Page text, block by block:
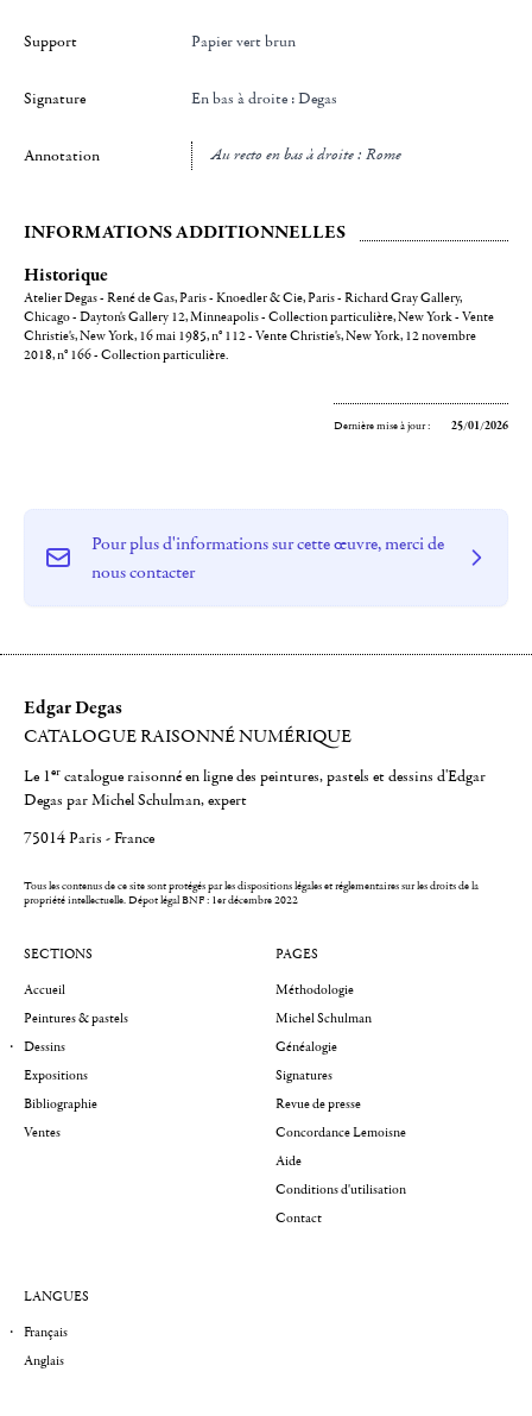
Support Papier vert brun
Signature en bas à droite : Degas
Annotation au recto en bas à droite : Rome
INFORMATIONS ADDITIONNELLES
Historique
Atelier Degas - René de Gas, Paris - Knoedler & Cie, Paris - Richard Gray Gallery,
Chicago - Dayton's Gallery 12, Minneapolis - Collection particulière, New York - Vente
Christie's, New York, 16 mai 1985, n° 112 - Vente Christie's, New York, 12 novembre
2018, n° 166 - Collection particulière.
Dernière mise à jour : 25/01/2026
Pour plus d'informations sur cette œuvre, merci de
nous contacter
Edgar Degas
CATALOGUE RAISONNÉ NUMÉRIQUE
Le 1er catalogue raisonné en ligne des peintures, pastels et dessins d'Edgar
Degas par Michel Schulman, expert
75014 Paris - France
Tous les contenus de ce site sont protégés par les dispositions légales et réglementaires sur les droits de la
propriété intellectuelle.Dépot légal BNF : 1er décembre 2022
SECTIONS
Accueil
Peintures & pastels
Dessins
Expositions
Bibliographie
Ventes
PAGES
Méthodologie
Michel Schulman
Généalogie
Signatures
Revue de presse
Concordance Lemoisne
Aide
Conditions d'utilisation
Contact
LANGUES
Français
Anglais